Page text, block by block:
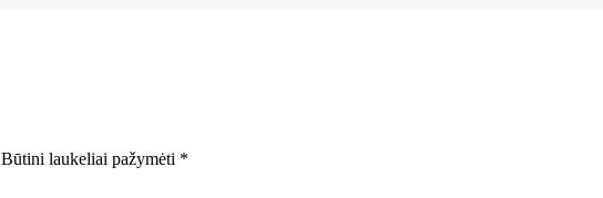
Būtini laukeliai pažymėti *